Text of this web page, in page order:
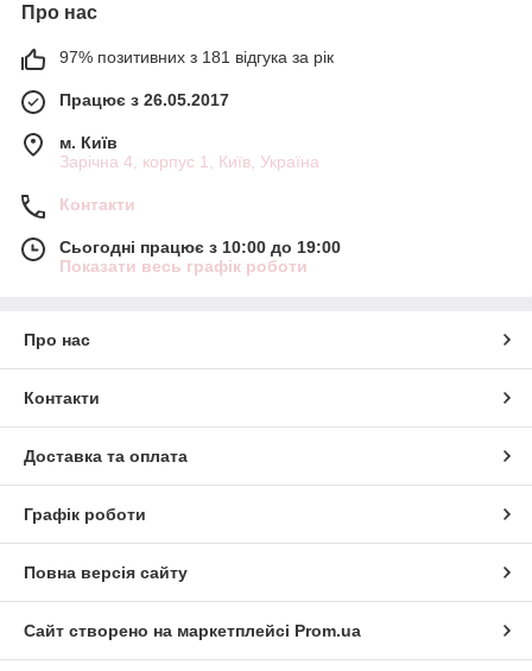
Про нас
97% позитивних з 181 відгука за рік
Працює з 26.05.2017
м. Київ
Зарічна 4, корпус 1, Київ, Україна
Контакти
Сьогодні працює з 10:00 до 19:00
Показати весь графік роботи
Про нас
Контакти
Доставка та оплата
Графік роботи
Повна версія сайту
Сайт створено на маркетплейсі Prom.ua